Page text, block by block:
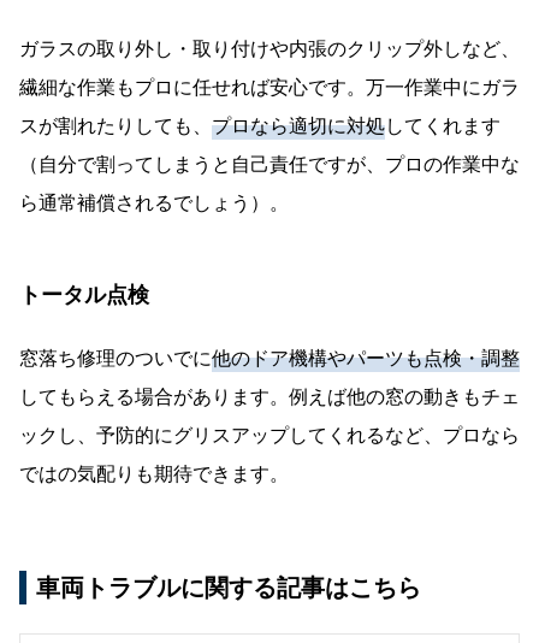
ガラスの取り外し・取り付けや内張のクリップ外しなど、
繊細な作業もプロに任せれば安心です。万一作業中にガラ
スが割れたりしても、 プロなら適切に対処してくれます
（自分で割ってしまうと自己責任ですが、プロの作業中な
ら通常補償されるでしょう）。
トータル点検
窓落ち修理のついでに他のドア機構やパーツも点検・調整
してもらえる場合があります。例えば他の窓の動きもチェ
ックし、予防的にグリスアップしてくれるなど、プロなら
ではの気配りも期待できます。
車両トラブルに関する記事はこちら